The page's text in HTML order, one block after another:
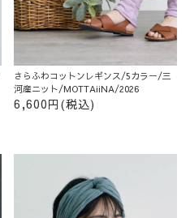
さらふわコットンレギンス/5カラー/三
河産ニット/MOTTAiiNA/2026
6,600円(税込)